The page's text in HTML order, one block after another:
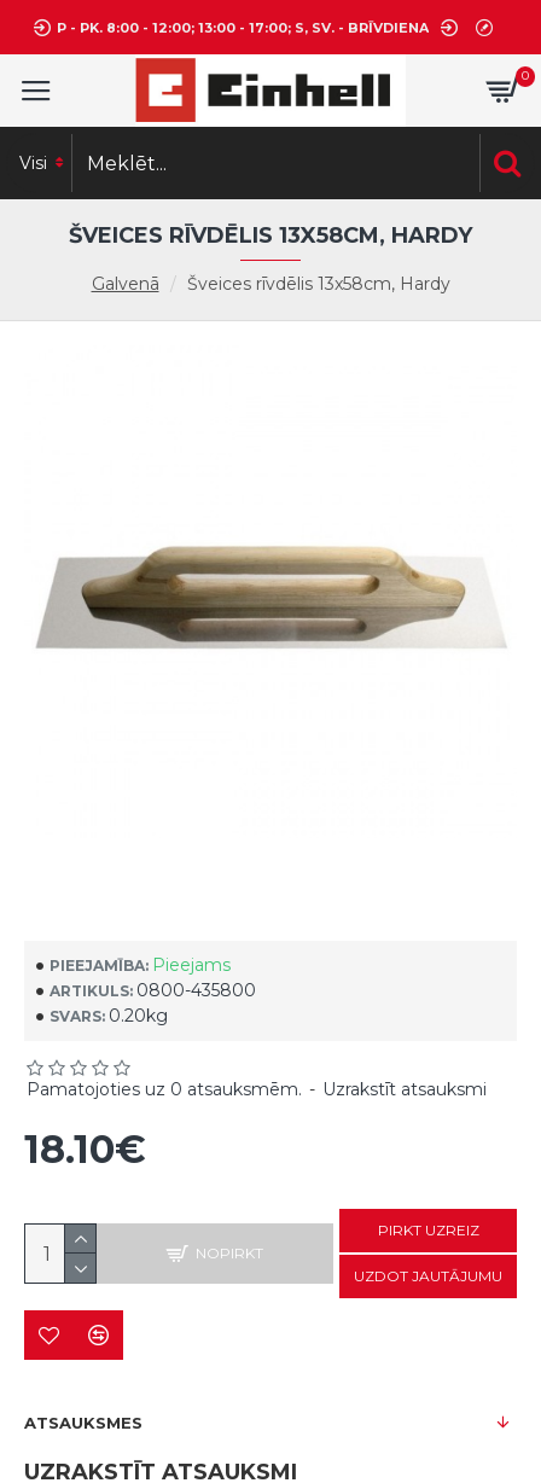
P - PK. 8:00 - 12:00; 13:00 - 17:00; S, SV. - BRĪVDIENA
0
Visi
Galvenā Šveices rīvdēlis 13x58cm, Hardy
ŠVEICES RĪVDĒLIS 13X58CM, HARDY
PIEEJAMĪBA: Pieejams
ARTIKULS: 0800-435800
SVARS: 0.20kg
Pamatojoties uz 0 atsauksmēm. - Uzrakstīt atsauksmi
18.10€
NOPIRKT
PIRKT UZREIZ
UZDOT JAUTĀJUMU
ATSAUKSMES
UZRAKSTĪT ATSAUKSMI